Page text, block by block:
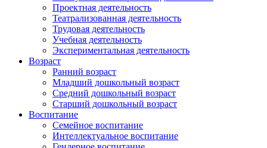
Проектная деятельность
Театрализованная деятельность
Трудовая деятельность
Учебная деятельность
Экспериментальная деятельность
Возраст
Ранний возраст
Младший дошкольный возраст
Средний дошкольный возраст
Старший дошкольный возраст
Воспитание
Семейное воспитание
Интеллектуальное воспитание